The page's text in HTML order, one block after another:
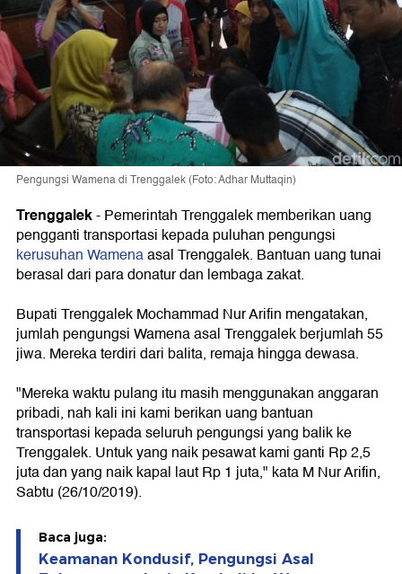
Pengungsi Wamena di Trenggalek (Foto: Adhar Muttaqin)
Trenggalek- Pemerintah Trenggalek memberikan uang
pengganti transportasi kepada puluhan pengungsi
kerusuhan Wamenaasal Trenggalek. Bantuan uang tunai
berasal dari para donatur dan lembaga zakat.
Bupati Trenggalek Mochammad Nur Arifin mengatakan,
jumlah pengungsi Wamena asal Trenggalek berjumlah 55
jiwa. Mereka terdiri dari balita, remaja hingga dewasa.
"Mereka waktu pulang itu masih menggunakan anggaran
pribadi, nah kali ini kami berikan uang bantuan
transportasi kepada seluruh pengungsi yang balik ke
Trenggalek. Untuk yang naik pesawat kami ganti Rp 2,5
juta dan yang naik kapal laut Rp 1 juta," kata M Nur Arifin,
Sabtu (26/10/2019).
Baca juga:
Keamanan Kondusif, Pengungsi Asal